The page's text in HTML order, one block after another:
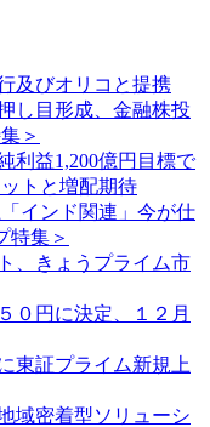
及びオリコと提携
し目形成、金融株投
＞
利益1,200億円目標で
トと増配期待
インド関連」今が仕
特集＞
、きょうプライム市
０円に決定、１２月
東証プライム新規上
域密着型ソリューシ